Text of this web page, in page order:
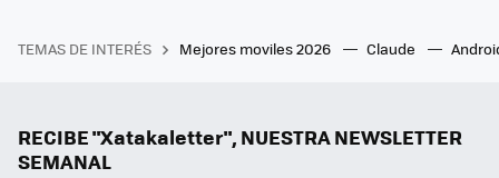
TEMAS DE INTERÉS Mejores moviles 2026 Claude
RECIBE "Xatakaletter", NUESTRA NEWSLETTER
SEMANAL